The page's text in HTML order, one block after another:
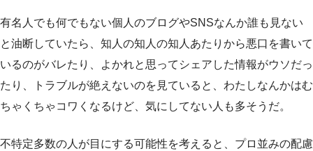
有名人でも何でもない個人のブログやSNSなんか誰も見ない
と油断していたら、知人の知人の知人あたりから悪口を書いて
いるのがバレたり、よかれと思ってシェアした情報がウソだっ
たり、トラブルが絶えないのを見ていると、わたしなんかはむ
ちゃくちゃコワくなるけど、気にしてない人も多そうだ。
不特定多数の人が目にする可能性を考えると、プロ並みの配慮